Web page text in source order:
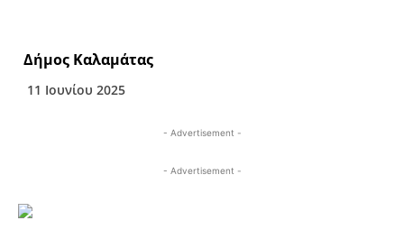
Δήμος Καλαμάτας
11 Ιουνίου 2025
- Advertisement -
- Advertisement -